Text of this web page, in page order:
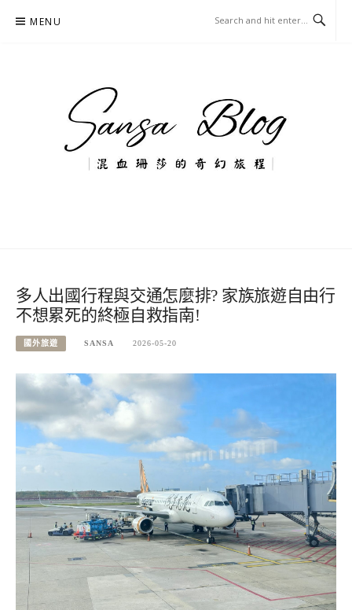
MENU
多人出國行程與交通怎麼排? 家族旅遊自由行
不想累死的終極自救指南!
國外旅遊 SANSA 2026-05-20